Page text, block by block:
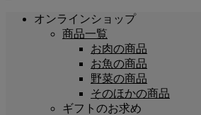
オンラインショップ
商品一覧
お肉の商品
お魚の商品
野菜の商品
そのほかの商品
ギフトのお求め